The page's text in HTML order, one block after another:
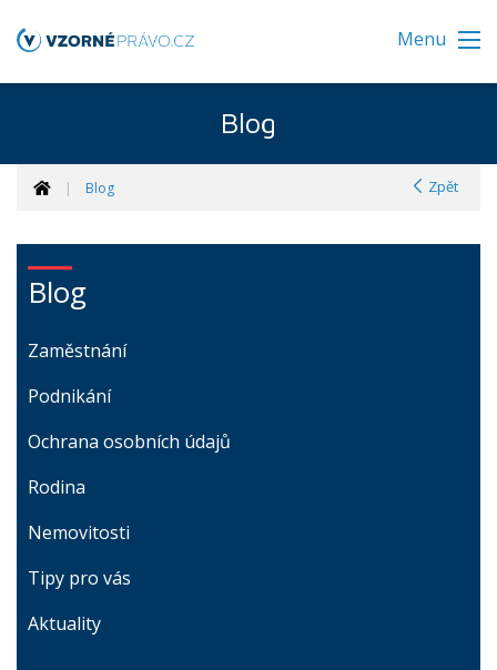
Menu
Blog
Blog Zpět
Blog
Zaměstnání
Podnikání
Ochrana osobních údajů
Rodina
Nemovitosti
Tipy pro vás
Aktuality